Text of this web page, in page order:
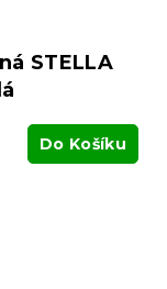
STELLA
Do Košíku